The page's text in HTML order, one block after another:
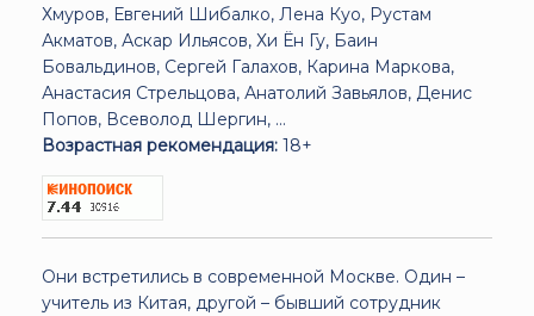
Хмуров, Евгений Шибалко, Лена Куо, Рустам
Акматов, Аскар Ильясов, Хи Ён Гу, Баин
Бовальдинов, Сергей Галахов, Карина Маркова,
Анастасия Стрельцова, Анатолий Завьялов, Денис
Попов, Всеволод Шергин, ...
Возрастная рекомендация: 18+
Они встретились в современной Москве. Один –
учитель из Китая, другой – бывший сотрудник